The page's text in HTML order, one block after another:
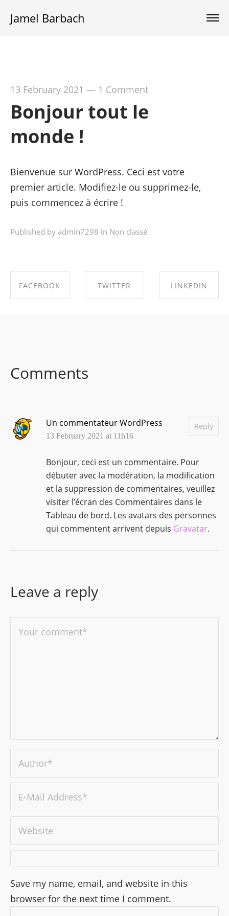
Jamel Barbach
13 February 2021 — 1 Comment
Bonjour tout le
monde !
Bienvenue sur WordPress. Ceci est votre
premier article. Modifiez-le ou supprimez-le,
puis commencez à écrire !
Published by admin7298 in Non classé
FACEBOOK TWITTER LINKEDIN
Comments
Un commentateur WordPress
13 February 2021 at 11h16
Bonjour, ceci est un commentaire. Pour
débuter avec la modération, la modification
et la suppression de commentaires, veuillez
visiter l’écran des Commentaires dans le
Tableau de bord. Les avatars des personnes
qui commentent arrivent depuis Gravatar.
Reply
Leave a reply
Save my name, email, and website in this
browser for the next time I comment.